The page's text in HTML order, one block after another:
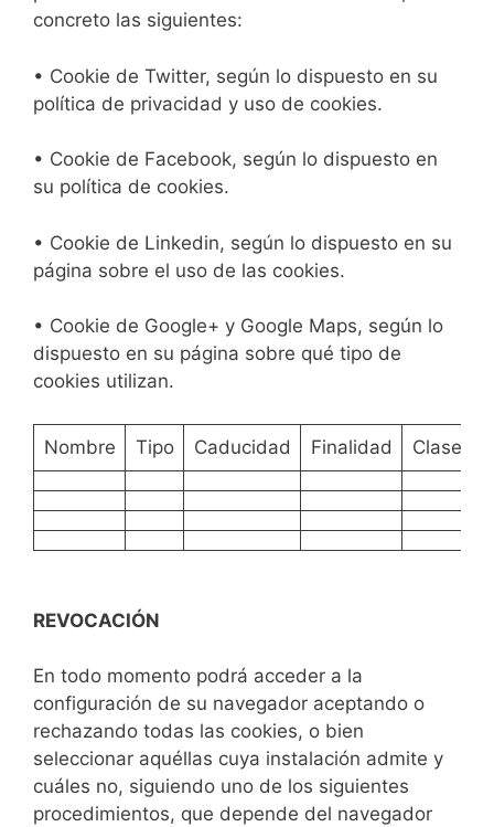
concreto las siguientes:
• Cookie de Twitter, según lo dispuesto en su
política de privacidad y uso de cookies.
• Cookie de Facebook, según lo dispuesto en
su política de cookies.
• Cookie de Linkedin, según lo dispuesto en su
página sobre el uso de las cookies.
• Cookie de Google+ y Google Maps, según lo
dispuesto en su página sobre qué tipo de
cookies utilizan.
Nombre Tipo Caducidad Finalidad Clase
REVOCACIÓN
En todo momento podrá acceder a la
configuración de su navegador aceptando o
rechazando todas las cookies, o bien
seleccionar aquéllas cuya instalación admite y
cuáles no, siguiendo uno de los siguientes
procedimientos, que depende del navegador